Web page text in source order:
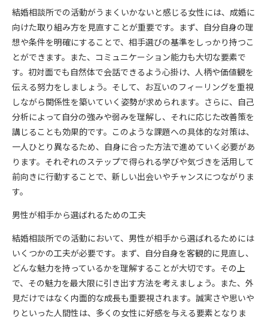
結婚相談所での活動がうまくいかないと感じる女性には、成婚に
向けた取り組み方を見直すことが重要です。まず、自分自身の理
想や条件を明確にすることで、相手選びの基準をしっかり持つこ
とができます。また、コミュニケーション能力も大切な要素で
す。初対面でも自然体で会話できるよう心掛け、人柄や価値観を
伝える努力をしましょう。そして、お互いのフィーリングを重視
しながら関係性を築いていく姿勢が求められます。さらに、自己
分析によって自分の強みや弱みを理解し、それに応じた改善策を
講じることも効果的です。このような課題への具体的な対策は、
一人ひとり異なるため、自身に合った方法で進めていく必要があ
ります。それぞれのステップで得られる学びや気づきを活用して
前向きに行動することで、新しい出会いやチャンスにつながりま
す。
男性が相手から選ばれるための工夫
結婚相談所での活動において、男性が相手から選ばれるためには
いくつかの工夫が必要です。まず、自分自身を客観的に見直し、
どんな魅力を持っているかを理解することが大切です。その上
で、その魅力を最大限に引き出す方法を考えましょう。また、外
見だけではなく内面的な成長も重要視されます。誠実さや思いや
りといった人間性は、多くの女性に好感を与える要素となりま